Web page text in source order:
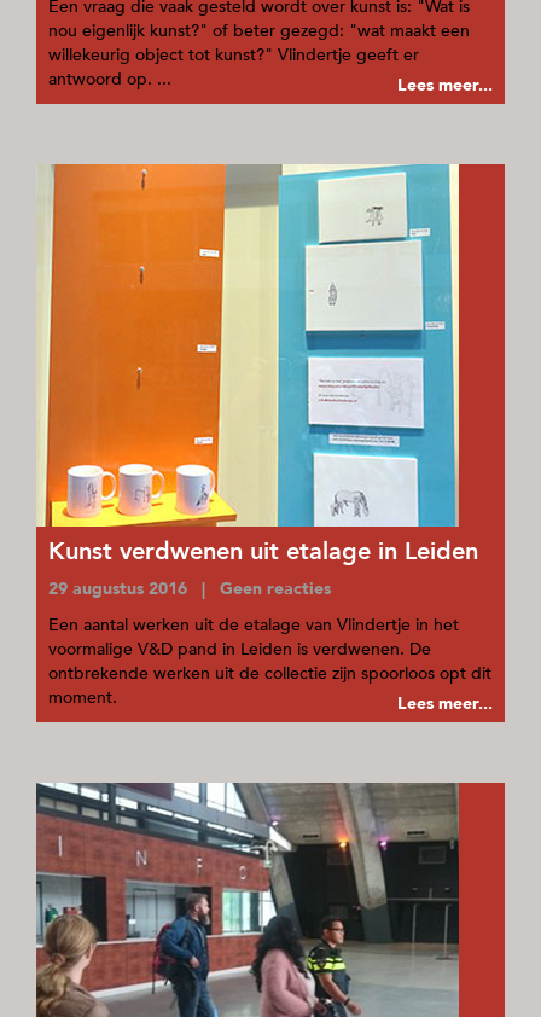
Een vraag die vaak gesteld wordt over kunst is: "Wat is
nou eigenlijk kunst?" of beter gezegd: "wat maakt een
willekeurig object tot kunst?" Vlindertje geeft er
antwoord op. ...
Lees meer...
Kunst verdwenen uit etalage in Leiden
29 augustus 2016 | Geen reacties
Een aantal werken uit de etalage van Vlindertje in het
voormalige V&D pand in Leiden is verdwenen. De
ontbrekende werken uit de collectie zijn spoorloos opt dit
moment.
Lees meer...